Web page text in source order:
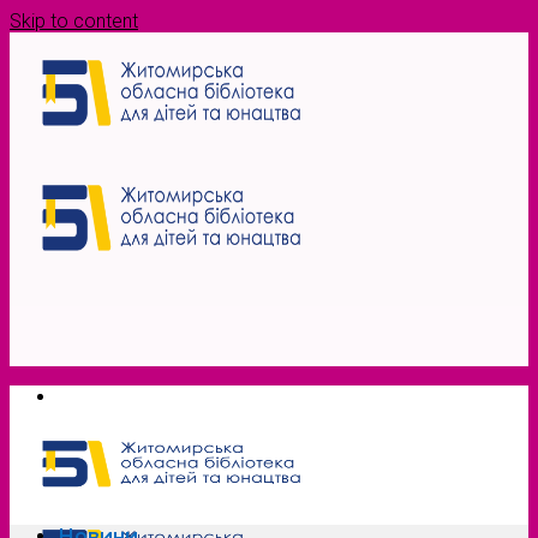
Skip to content